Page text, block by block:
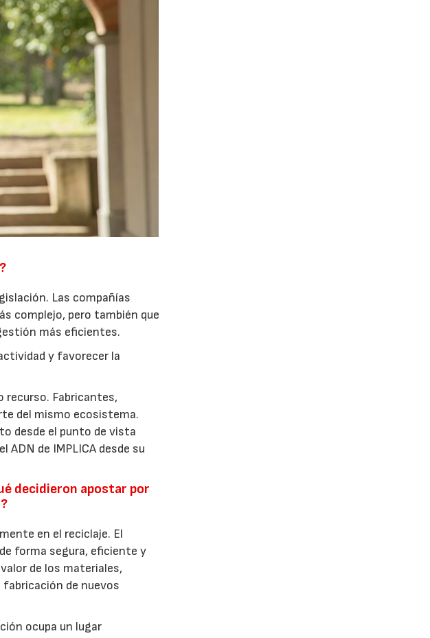
Las compañías
complejo, pero también que
más eficientes.
y favorecer la
recurso. Fabricantes,
del mismo ecosistema.
desde el punto de vista
de IMPLICA desde su
decidieron apostar por
en el reciclaje. El
forma segura, eficiente y
de los materiales,
de nuevos
ocupa un lugar